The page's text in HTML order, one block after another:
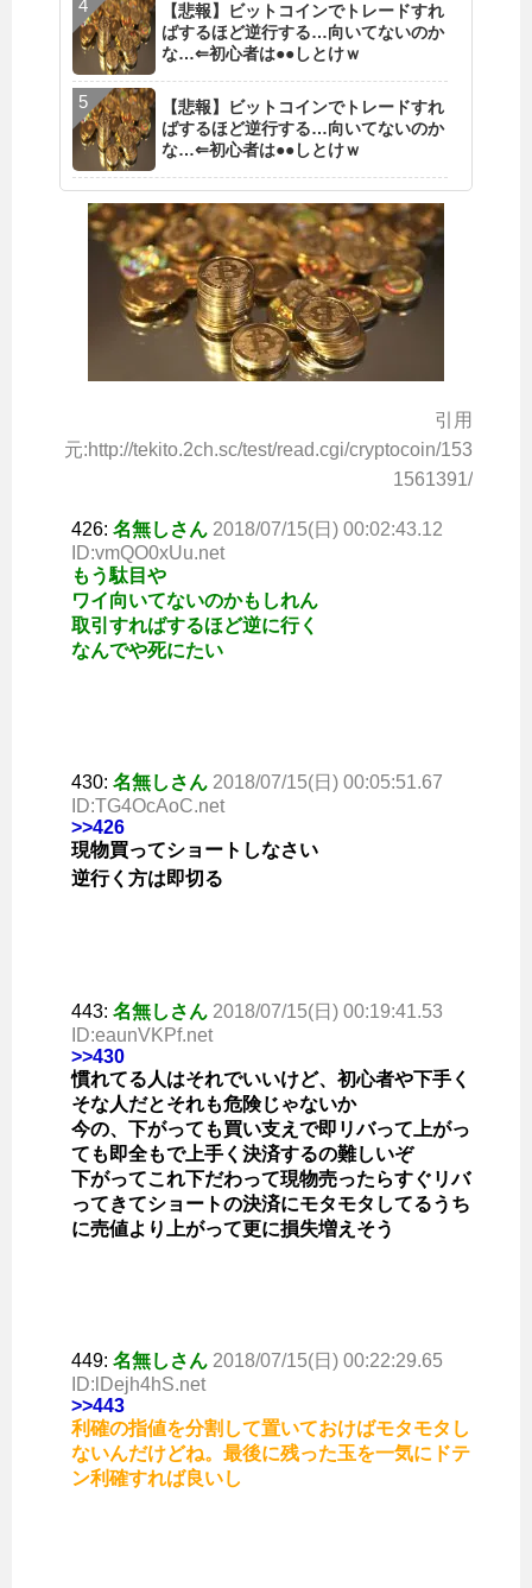
【悲報】ビットコインでトレードすれ
ばするほど逆行する…向いてないのか
な…⇐初心者は●●しとけｗ
【悲報】ビットコインでトレードすれ
ばするほど逆行する…向いてないのか
な…⇐初心者は●●しとけｗ
引用
元:http://tekito.2ch.sc/test/read.cgi/cryptocoin/153
1561391/
426: 名無しさん 2018/07/15(日) 00:02:43.12
ID:vmQO0xUu.net
もう駄目や
ワイ向いてないのかもしれん
取引すればするほど逆に行く
なんでや死にたい
430: 名無しさん 2018/07/15(日) 00:05:51.67
ID:TG4OcAoC.net
>>426
現物買ってショートしなさい
逆行く方は即切る
443: 名無しさん 2018/07/15(日) 00:19:41.53
ID:eaunVKPf.net
>>430
慣れてる人はそれでいいけど、初心者や下手く
そな人だとそれも危険じゃないか
今の、下がっても買い支えで即リバって上がっ
ても即全もで上手く決済するの難しいぞ
下がってこれ下だわって現物売ったらすぐリバ
ってきてショートの決済にモタモタしてるうち
に売値より上がって更に損失増えそう
449: 名無しさん 2018/07/15(日) 00:22:29.65
ID:lDejh4hS.net
>>443
利確の指値を分割して置いておけばモタモタし
ないんだけどね。最後に残った玉を一気にドテ
ン利確すれば良いし